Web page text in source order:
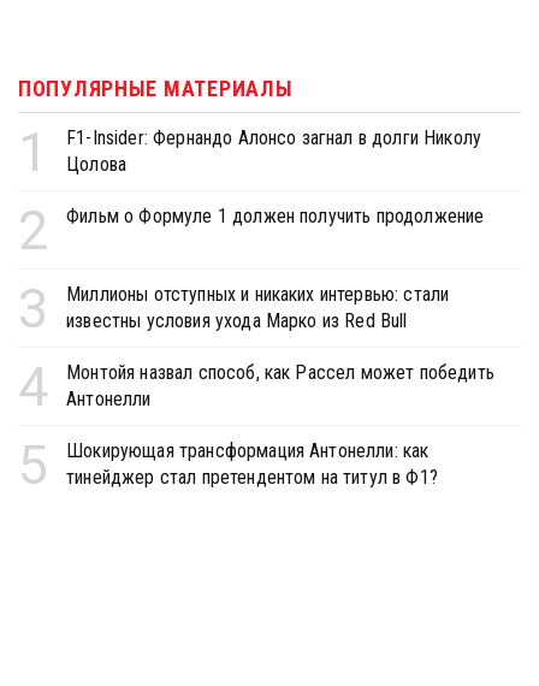
ПОПУЛЯРНЫЕ МАТЕРИАЛЫ
1
F1-Insider: Фернандо Алонсо загнал в долги Николу
Цолова
2 Фильм о Формуле 1 должен получить продолжение
3
Миллионы отступных и никаких интервью: стали
известны условия ухода Марко из Red Bull
4
Монтойя назвал способ, как Рассел может победить
Антонелли
5
Шокирующая трансформация Антонелли: как
тинейджер стал претендентом на титул в Ф1?